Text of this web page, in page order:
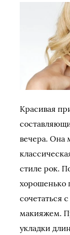
Красивая
вечера. Она
стиле рок.
хорошенько
сочетаться
макияжем.
укладки